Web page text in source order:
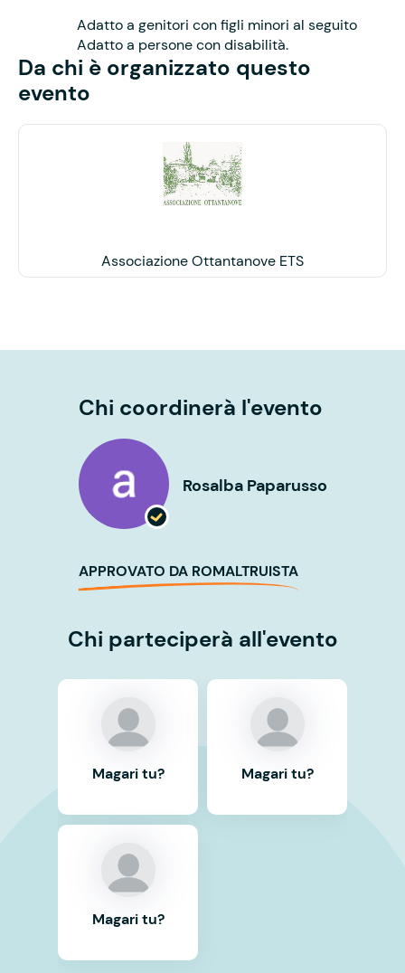
Adatto a genitori con figli minori al seguito
Adatto a persone con disabilità.
Da chi è organizzato questo
evento
Associazione Ottantanove ETS
Chi coordinerà l'evento
Rosalba Paparusso
APPROVATO DA ROMALTRUISTA
Chi parteciperà all'evento
Magari tu?
Magari tu?
Magari tu?